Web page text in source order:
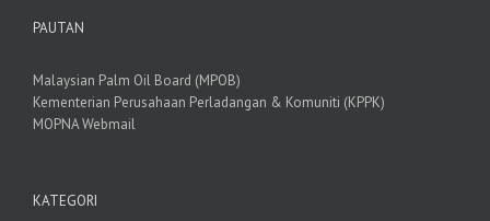
PAUTAN
Malaysian Palm Oil Board (MPOB)
Kementerian Perusahaan Perladangan & Komuniti (KPPK)
MOPNA Webmail
KATEGORI